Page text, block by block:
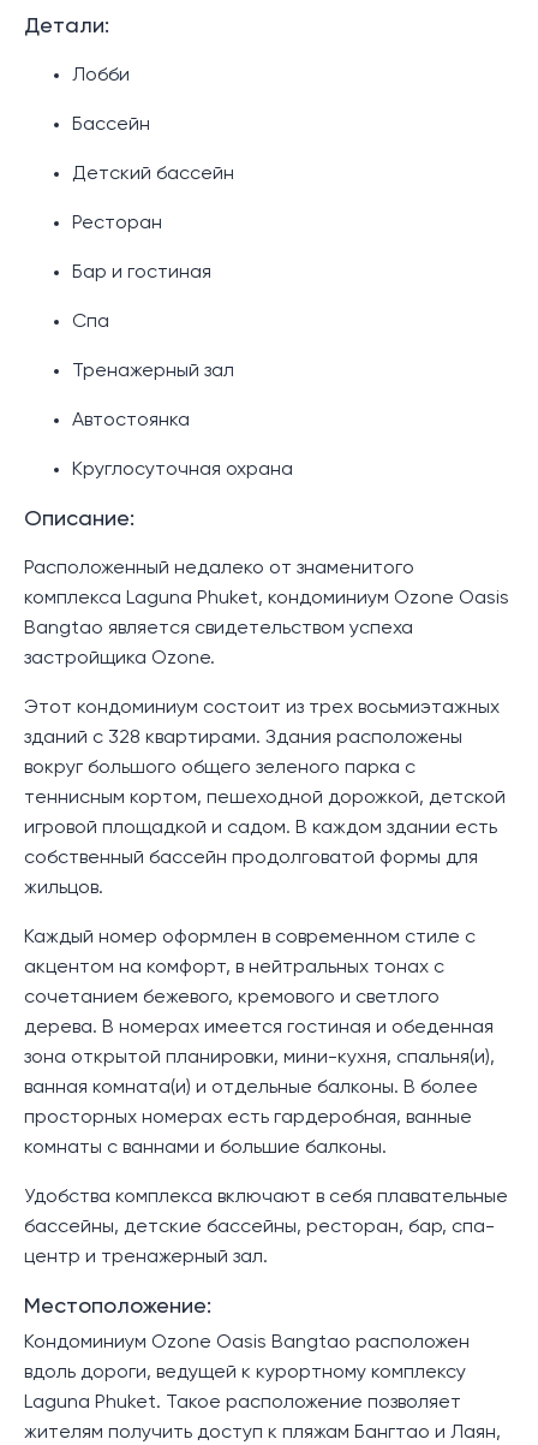
Детали:
Лобби
Бассейн
Детский бассейн
Ресторан
Бар и гостиная
Спа
Тренажерный зал
Автостоянка
Круглосуточная охрана
Описание:
Расположенный недалеко от знаменитого
комплекса Laguna Phuket, кондоминиум Ozone Oasis
Bangtao является свидетельством успеха
застройщика Ozone.
Этот кондоминиум состоит из трех восьмиэтажных
зданий с 328 квартирами. Здания расположены
вокруг большого общего зеленого парка с
теннисным кортом, пешеходной дорожкой, детской
игровой площадкой и садом. В каждом здании есть
собственный бассейн продолговатой формы для
жильцов.
Каждый номер оформлен в современном стиле с
акцентом на комфорт, в нейтральных тонах с
сочетанием бежевого, кремового и светлого
дерева. В номерах имеется гостиная и обеденная
зона открытой планировки, мини-кухня, спальня(и),
ванная комната(и) и отдельные балконы. В более
просторных номерах есть гардеробная, ванные
комнаты с ваннами и большие балконы.
Удобства комплекса включают в себя плавательные
бассейны, детские бассейны, ресторан, бар, спа-
центр и тренажерный зал.
Местоположение:
Кондоминиум Ozone Oasis Bangtao расположен
вдоль дороги, ведущей к курортному комплексу
Laguna Phuket. Такое расположение позволяет
жителям получить доступ к пляжам Бангтао и Лаян,